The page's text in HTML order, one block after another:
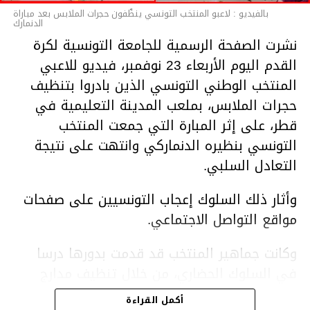
بالفيديو : لاعبو المنتخب التونسي ينظّفون حجرات الملابس بعد مباراة
الدنمارك
نشرت الصفحة الرسمية للجامعة التونسية لكرة
القدم اليوم الأربعاء 23 نوفمبر، فيديو للاعبي
المنتخب الوطني التونسي الذين بادروا بتنظيف
حجرات الملابس، بملعب المدينة التعليمية في
قطر، على إثر المبارة التي جمعت المنتخب
التونسي بنظيره الدنماركي وانتهت على نتيجة
التعادل السلبي.
وأثار ذلك السلوك إعجاب التونسيين على صفحات
مواقع التواصل الاجتماعي.
وكانت جماهير المنتخب قد قدمت بدورها درسا
الملعب في أعقاب المباراة.
أكمل القراءة